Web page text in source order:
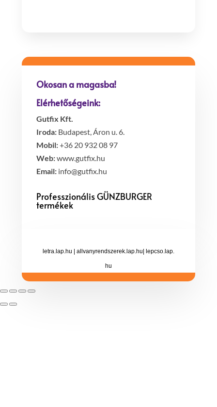
Okosan a magasba!
Elérhetőségeink:
Gutfix Kft.
Iroda:Budapest, Áron u. 6.
Mobil:+36 20 932 08 97
Web:www.gutfix.hu
Email: info@gutfix.hu
Professzionális GÜNZBURGER
termékek
letra.lap.hu | allvanyrendszerek.lap.hu| lepcso.lap.
hu